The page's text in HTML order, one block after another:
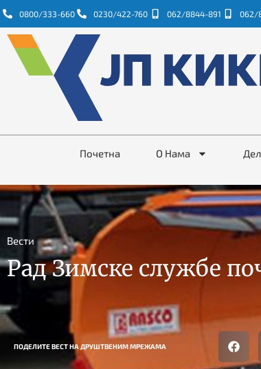
0800/333-660 0230/422-760 062/8844-891 062/
Почетна О Нама
Вести
Рад Зимске службе
ПОДЕЛИТЕ ВЕСТ НА ДРУШТВЕНИМ МРЕЖАМА